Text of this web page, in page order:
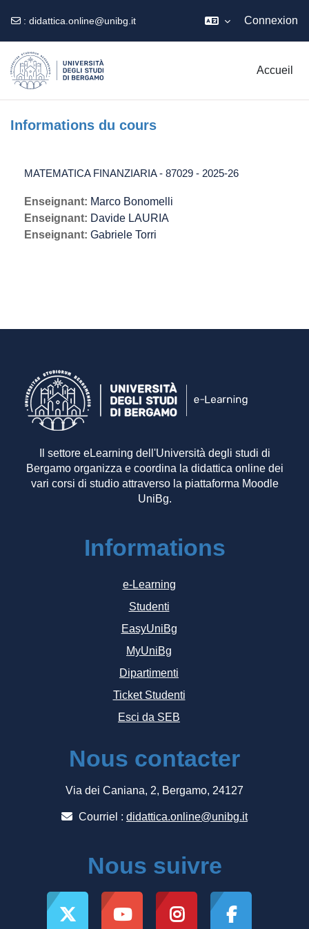
: didattica.online@unibg.it Connexion
Accueil
Informations du cours
MATEMATICA FINANZIARIA - 87029 - 2025-26
Enseignant: Marco Bonomelli
Enseignant: Davide LAURIA
Enseignant: Gabriele Torri
Il settore eLearning dell'Università degli studi di
Bergamo organizza e coordina la didattica online dei
vari corsi di studio attraverso la piattaforma Moodle
UniBg.
Informations
e-Learning
Studenti
EasyUniBg
MyUniBg
Dipartimenti
Ticket Studenti
Esci da SEB
Nous contacter
Via dei Caniana, 2, Bergamo, 24127
Courriel : didattica.online@unibg.it
Nous suivre